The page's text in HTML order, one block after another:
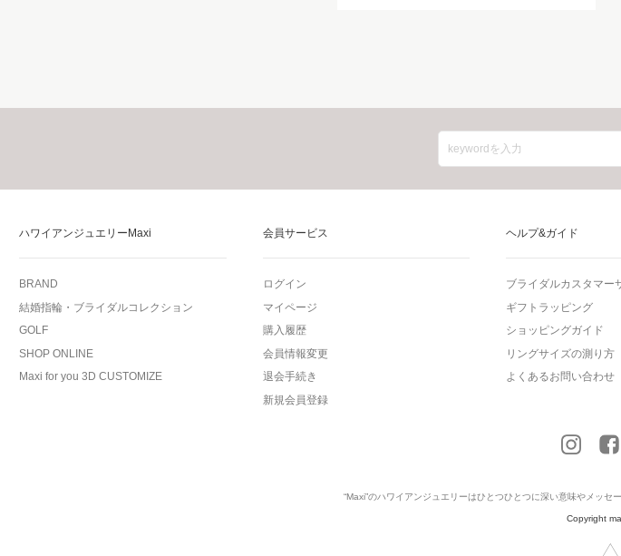
ハワイアンジュエリーMaxi
BRAND
結婚指輪・ブライダルコレクション
GOLF
SHOP ONLINE
Maxi for you 3D CUSTOMIZE
会員サービス
ログイン
マイページ
購入履歴
会員情報変更
退会手続き
新規会員登録
ヘルプ&ガイド
ブライダルカスタマー
ギフトラッピング
ショッピングガイド
リングサイズの測り方
よくあるお問い合わせ
“Maxi”のハワイアンジュエリーはひとつひとつに深い意味やメッセ
Copyright